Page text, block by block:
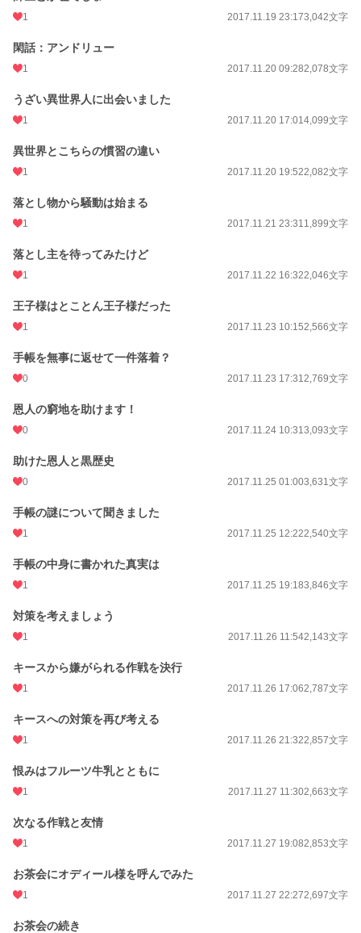
1 2017.11.19 23:173,042文字
閑話：アンドリュー
1 2017.11.20 09:282,078文字
うざい異世界人に出会いました
1 2017.11.20 17:014,099文字
異世界とこちらの慣習の違い
1 2017.11.20 19:522,082文字
落とし物から騒動は始まる
1 2017.11.21 23:311,899文字
落とし主を待ってみたけど
1 2017.11.22 16:322,046文字
王子様はとことん王子様だった
1 2017.11.23 10:152,566文字
手帳を無事に返せて一件落着？
0 2017.11.23 17:312,769文字
恩人の窮地を助けます！
0 2017.11.24 10:313,093文字
助けた恩人と黒歴史
0 2017.11.25 01:003,631文字
手帳の謎について聞きました
1 2017.11.25 12:222,540文字
手帳の中身に書かれた真実は
1 2017.11.25 19:183,846文字
対策を考えましょう
1 2017.11.26 11:542,143文字
キースから嫌がられる作戦を決行
1 2017.11.26 17:062,787文字
キースへの対策を再び考える
1 2017.11.26 21:322,857文字
恨みはフルーツ牛乳とともに
1 2017.11.27 11:302,663文字
次なる作戦と友情
1 2017.11.27 19:082,853文字
お茶会にオディール様を呼んでみた
1 2017.11.27 22:272,697文字
お茶会の続き